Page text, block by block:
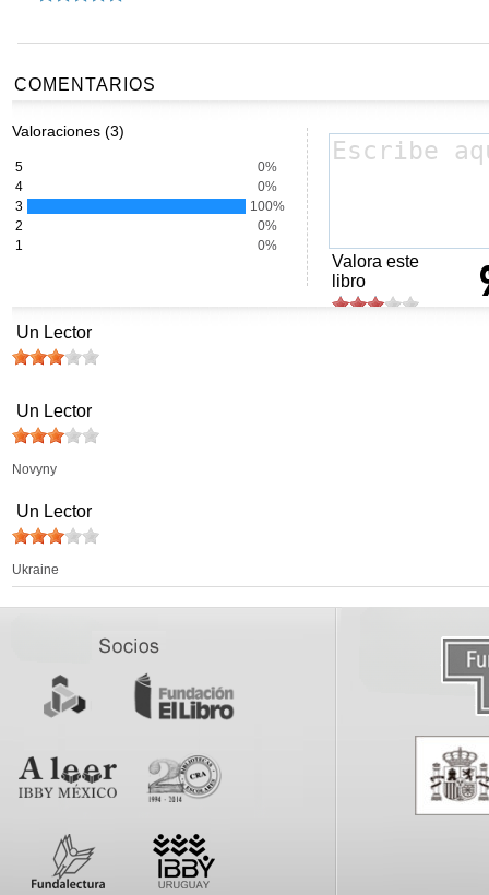
COMENTARIOS
Valoraciones (3)
5
0%
4
0%
3
100%
2
0%
1
0%
Valora este
libro
Un Lector
Un Lector
Novyny
Un Lector
Ukraine